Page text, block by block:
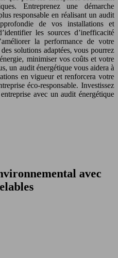
Entreprenez une démarche
responsable en réalisant un audit
de vos installations et
les sources d’inefficacité
la performance de votre
solutions adaptées, vous pourrez
minimiser vos coûts et votre
un audit énergétique vous aidera à
en vigueur et renforcera votre
éco-responsable. Investissez
avec un audit énergétique
avec